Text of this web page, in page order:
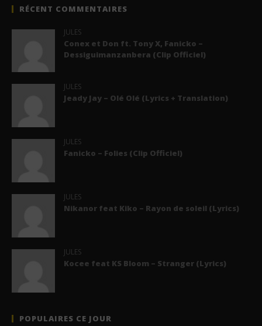
RÉCENT COMMENTAIRES
JULES
Conex et Don ft. Tony X, Fanicko –
Dessiguimanzanbera (Clip Officiel)
JULES
Jeady Jay – Olé Olé (Lyrics + Translation)
JULES
Fanicko – Folies (Clip Officiel)
JULES
Nikanor feat Kiko – Rayon de soleil (Lyrics)
JULES
Kocee feat KS Bloom – Stranger (Lyrics)
POPULAIRES CE JOUR